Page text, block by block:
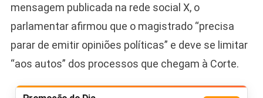
mensagem publicada na rede social X, o
parlamentar afirmou que o magistrado “precisa
parar de emitir opiniões políticas” e deve se limitar
“aos autos” dos processos que chegam à Corte.